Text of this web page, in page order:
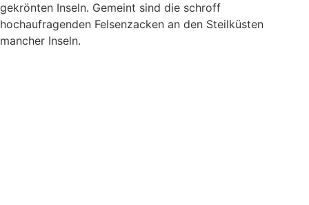
gekrönten Inseln. Gemeint sind die schroff
hochaufragenden Felsenzacken an den Steilküsten
mancher Inseln.